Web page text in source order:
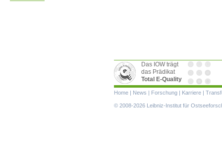
Das IOW trägt
das Prädikat
Total E-Quality
Navigation
überspringen
Home | News | Forschung | Karriere |
© 2008-2026 Leibniz-Institut für